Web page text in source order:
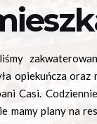
opiekuńcza oraz
Casi.
mamy plany na